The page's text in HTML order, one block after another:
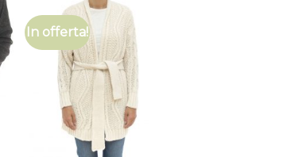
In offerta!